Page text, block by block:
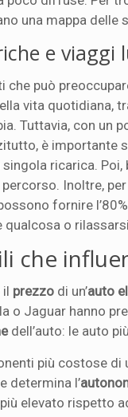
una mappa
e viaggi
che può
vita quotidiana,
Tuttavia, con un
è importante
singola ricarica.
Inoltre,
fornire
qualcosa o
che
il prezzo di un’auto
o Jaguar hanno
dell’auto: le auto
più costose di
determina l’
elevato rispetto